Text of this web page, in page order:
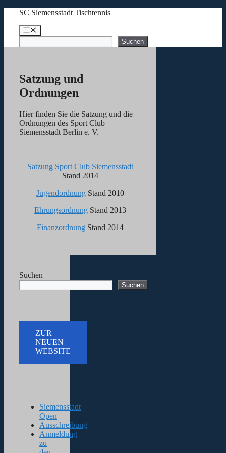
springen
SC Siemensstadt Tischtennis
Menü
Suchen Suchen
Satzung und
Ordnungen
Hier finden Sie die Satzung und die
Ordnungen des Sport Club
Siemensstadt Berlin e. V.
Satzung Sport Club Siemensstadt
Stand 2014
Jugendordnung Stand 2010
Ehrungsordnung Stand 2013
Finanzordnung Stand 2014
Suchen
Suchen
ZUR
NEUEN
WEBSITE
Siemensstadt
Open
Ausschreibung
Anmeldung
zu